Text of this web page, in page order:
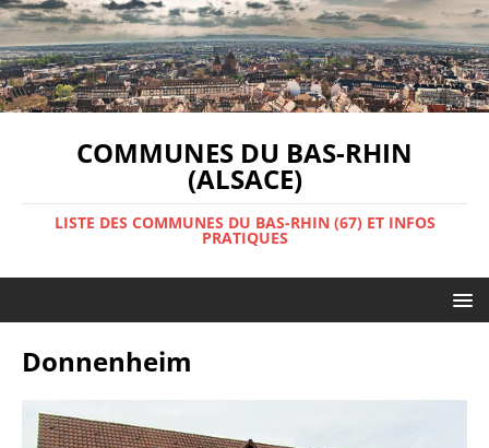
COMMUNES DU BAS-RHIN
(ALSACE)
LISTE DES COMMUNES DU BAS-RHIN (67) ET INFOS
PRATIQUES
Donnenheim